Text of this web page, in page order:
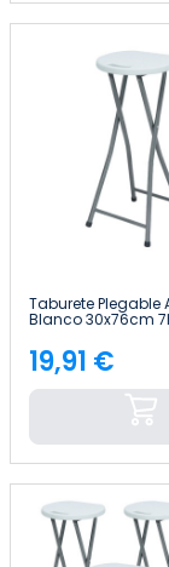
Taburete Plegable
Blanco 30x76cm
Precio
19,91 €